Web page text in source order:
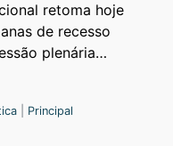
retoma hoje
de recesso
plenária…
Principal